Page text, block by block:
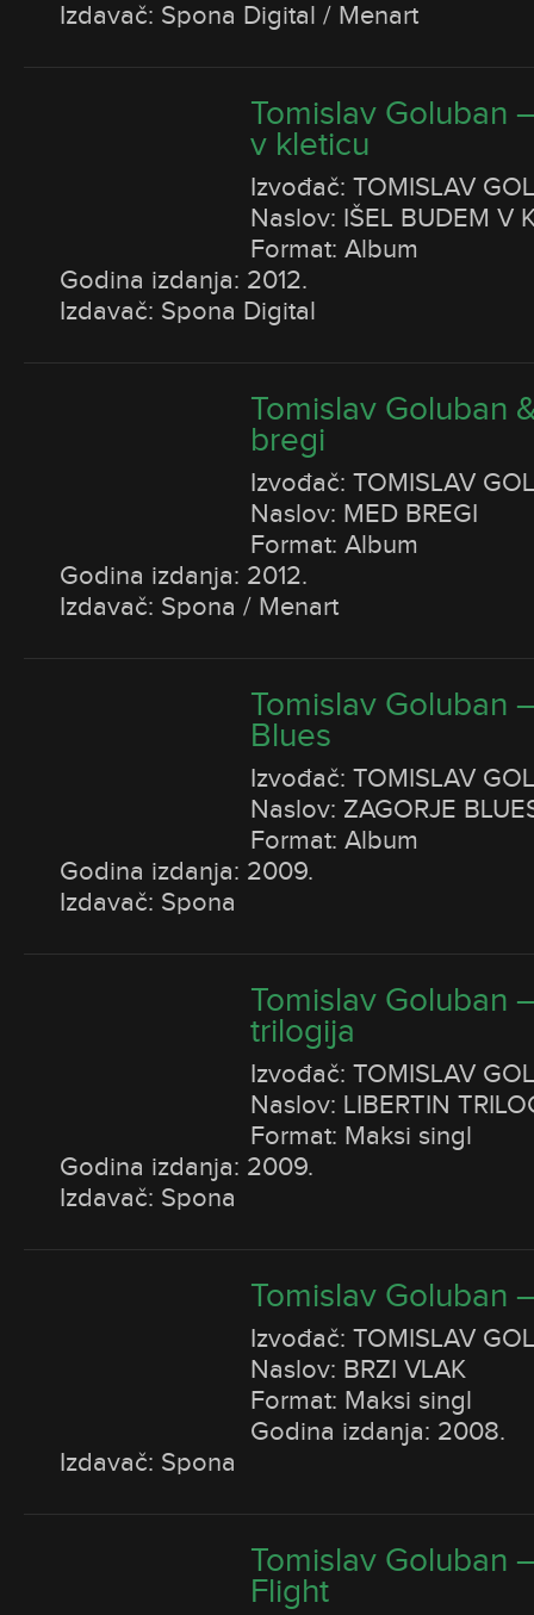
Izdavač: Spona Digital / Menart
Tomislav Goluban
v kleticu
Izvođač: TOMISLAV
Naslov: IŠEL BUDEM V
Format: Album
Godina izdanja: 2012.
Izdavač: Spona Digital
Tomislav Goluban
bregi
Izvođač: TOMISLAV
Naslov: MED BREGI
Format: Album
Godina izdanja: 2012.
Izdavač: Spona / Menart
Tomislav Goluban
Blues
Izvođač: TOMISLAV
Naslov: ZAGORJE
Format: Album
Godina izdanja: 2009.
Izdavač: Spona
Tomislav Goluban
trilogija
Izvođač: TOMISLAV
Naslov: LIBERTIN
Format: Maksi singl
Godina izdanja: 2009.
Izdavač: Spona
Tomislav Goluban
Izvođač: TOMISLAV
Naslov: BRZI VLAK
Format: Maksi singl
Godina izdanja: 2008.
Izdavač: Spona
Tomislav Goluban
Flight